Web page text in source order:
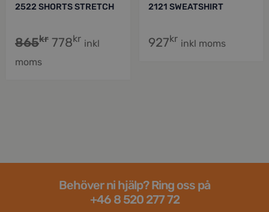
2522 SHORTS STRETCH
865kr 778kr inkl
moms
2121 SWEATSHIRT
927kr inkl moms
Behöver ni hjälp? Ring oss på
+46 8 520 277 72